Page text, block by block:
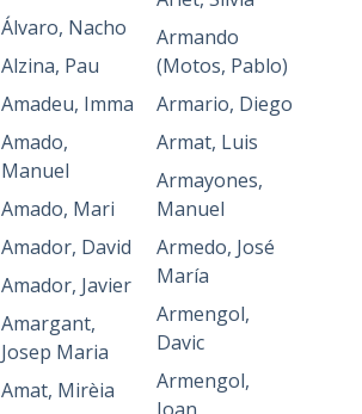
Álvaro, Nacho
Alzina, Pau
Amadeu, Imma
Amado,
Manuel
Amado, Mari
Amador, David
Amador, Javier
Amargant,
Josep Maria
Amat, Mirèia
Armando
(Motos, Pablo)
Armario, Diego
Armat, Luis
Armayones,
Manuel
Armedo, José
María
Armengol,
Davic
Armengol,
Joan